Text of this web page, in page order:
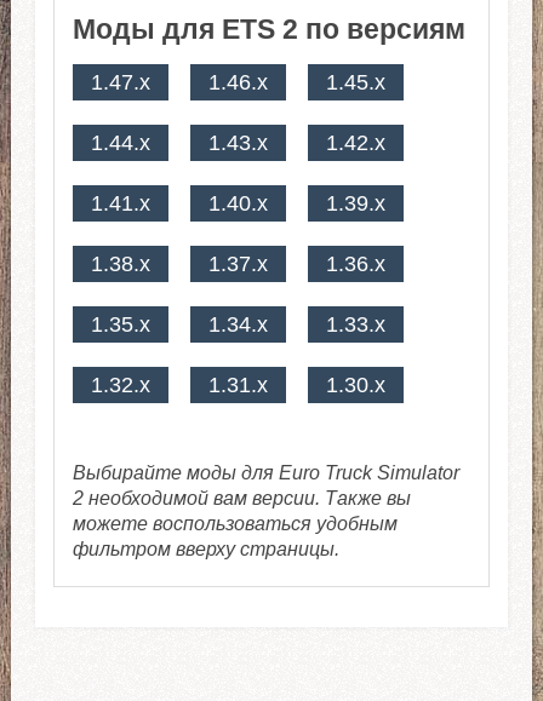
Моды для ETS 2 по версиям
1.47.x 1.46.x 1.45.x
1.44.x 1.43.x 1.42.x
1.41.x 1.40.x 1.39.x
1.38.x 1.37.x 1.36.x
1.35.x 1.34.x 1.33.x
1.32.x 1.31.x 1.30.x
Выбирайте моды для Euro Truck Simulator
2 необходимой вам версии. Также вы
можете воспользоваться удобным
фильтром вверху страницы.